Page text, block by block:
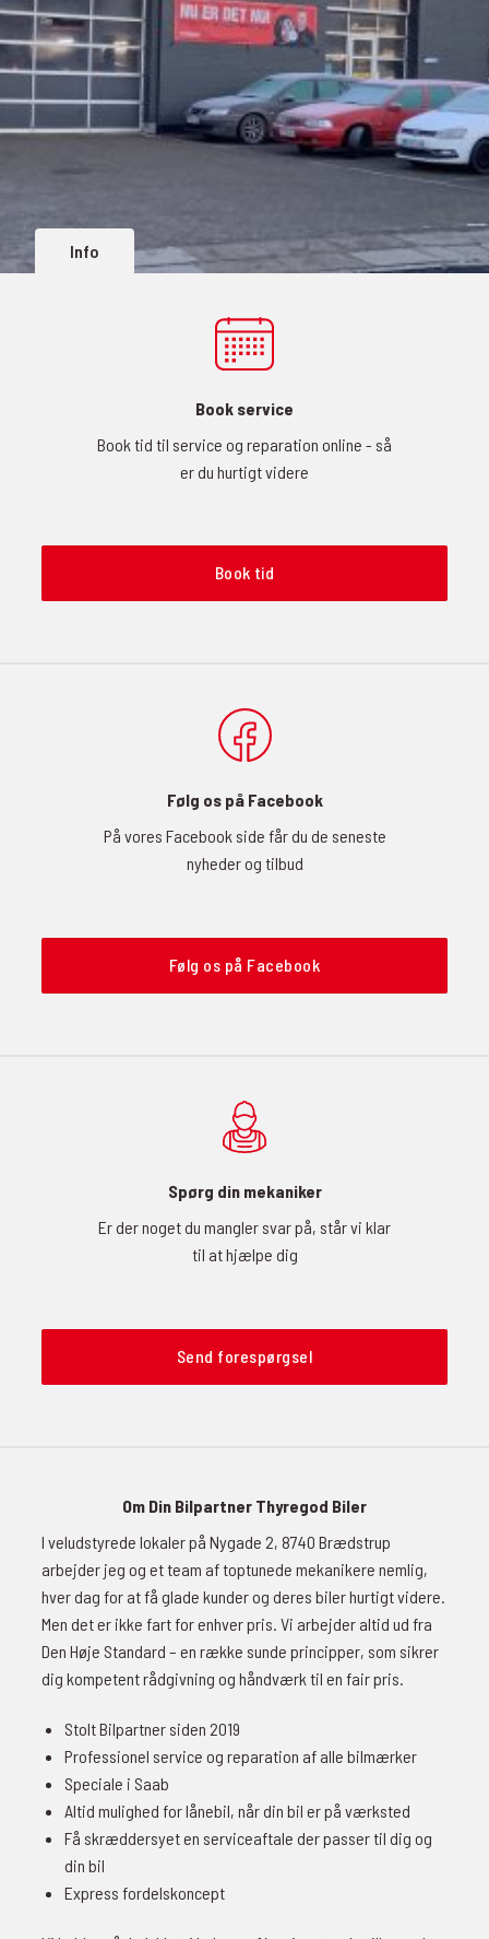
Info
Book service
Book tid til service og reparation online - så
er du hurtigt videre
Book tid
Følg os på Facebook
På vores Facebook side får du de seneste
nyheder og tilbud
Følg os på Facebook
Spørg din mekaniker
Er der noget du mangler svar på, står vi klar
til at hjælpe dig
Send forespørgsel
Om Din Bilpartner Thyregod Biler
I veludstyrede lokaler på Nygade 2, 8740 Brædstrup
arbejder jeg og et team af toptunede mekanikere nemlig,
hver dag for at få glade kunder og deres biler hurtigt videre.
Men det er ikke fart for enhver pris. Vi arbejder altid ud fra
Den Høje Standard – en række sunde principper, som sikrer
dig kompetent rådgivning og håndværk til en fair pris.
Stolt Bilpartner siden 2019
Professionel service og reparation af alle bilmærker
Speciale i Saab
Altid mulighed for lånebil, når din bil er på værksted
Få skræddersyet en serviceaftale der passer til dig og
din bil
Express fordelskoncept